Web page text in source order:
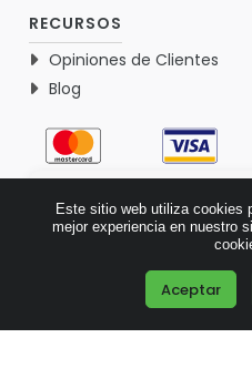
RECURSOS
Opiniones de Clientes
Blog
Basado en
Este sitio web utiliza cookies
mejor experiencia en nuestro
Aceptar